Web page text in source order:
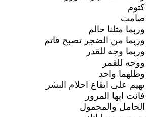
كتوم
صامت
وربما مثلنا حالم
وربما من الضجر تصبح قاتم
وربما وجه للقدر
ووجه للقمر
وظلهما واحد
يهيم على ايقاع احلام البشر
فانت ايها المرور
الحامل والمحمول